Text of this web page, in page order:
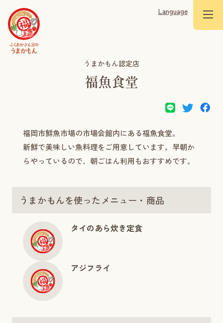
Language
うまかもん認定店
福魚食堂
福岡市鮮魚市場の市場会館内にある福魚食堂。
新鮮で美味しい魚料理をご用意しています。早朝か
らやっているので、朝ごはん利用もおすすめです。
うまかもんを使ったメニュー・商品
タイのあら炊き定食
アジフライ